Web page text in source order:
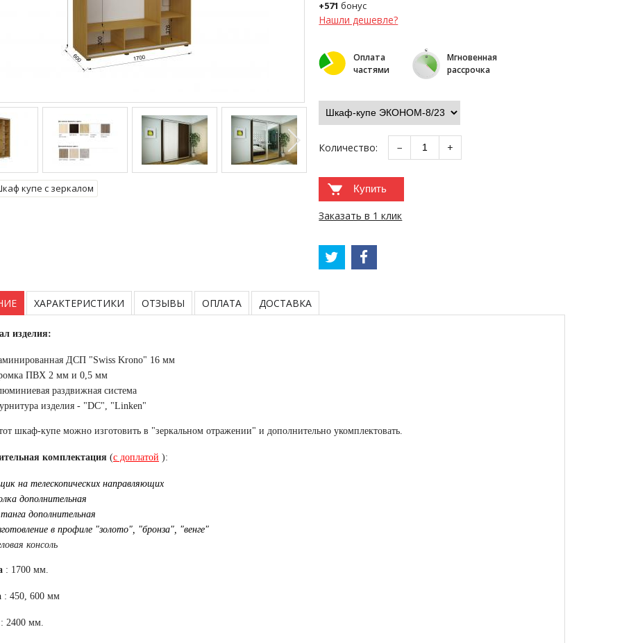
купе с зеркалом
+571 бонус
Нашли дешевле?
Оплата
частями
Мгновенная
рассрочка
Количество: − +
Купить
Заказать в 1 клик
ХАРАКТЕРИСТИКИ ОТЗЫВЫ ОПЛАТА ДОСТАВКА
изделия:
ДСП "Swiss Krono" 16 мм
ПВХ 2 мм и 0,5 мм
раздвижная система
изделия - "DC", "Linken"
шкаф-купе можно изготовить в "зеркальном отражении" и дополнительно укомплектовать.
комплектация (с доплатой ):
на телескопических направляющих
дополнительная
дополнительная
в профиле "золото", "бронза", "венге"
консоль
: 1700 мм.
: 450, 600 мм
2400 мм.